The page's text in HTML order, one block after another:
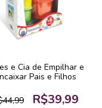
e Cia de Empilhar e
Pais e Filhos
R$39,99